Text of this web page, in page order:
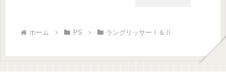
ホーム PS ラングリッサーⅠ＆Ⅱ